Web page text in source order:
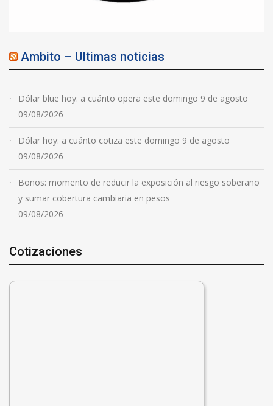
Ambito – Ultimas noticias
Dólar blue hoy: a cuánto opera este domingo 9 de agosto
09/08/2026
Dólar hoy: a cuánto cotiza este domingo 9 de agosto
09/08/2026
Bonos: momento de reducir la exposición al riesgo soberano
y sumar cobertura cambiaria en pesos
09/08/2026
Cotizaciones